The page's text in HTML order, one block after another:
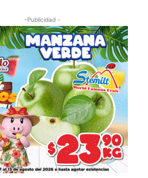
-Publicidad -